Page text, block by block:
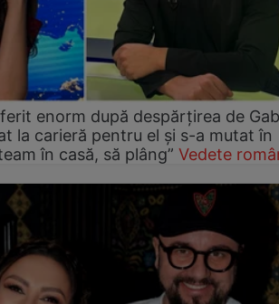
enorm după despărțirea de
la carieră pentru el și s-a mutat în
în casă, să plâng” Vedete